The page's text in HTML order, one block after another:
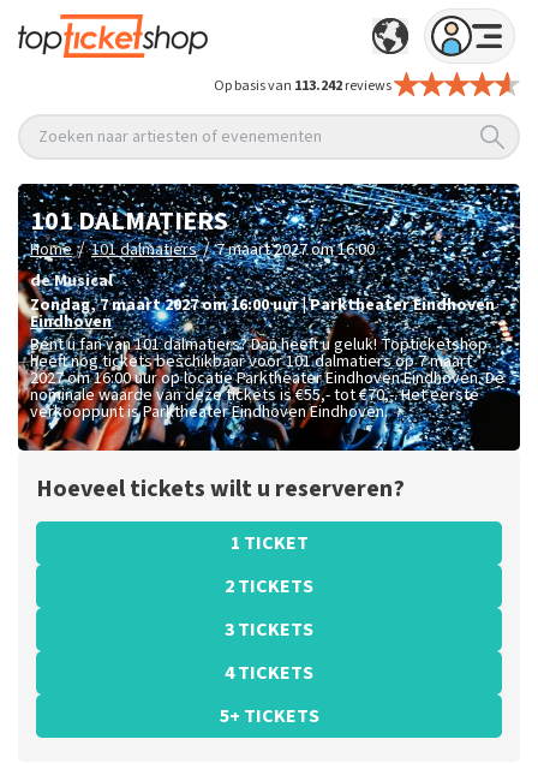
Op basis van 113.242reviews
Zoeken naar artiesten of evenementen
101 DALMATIERS
Home / 101 dalmatiers / 7 maart 2027 om 16:00
de Musical
zondag,7 maart 2027 om 16:00uur|Parktheater Eindhoven
Eindhoven
Bent u fan van 101 dalmatiers? Dan heeft u geluk! Topticketshop
heeft nog tickets beschikbaar voor 101 dalmatiers op 7 maart
2027 om 16:00 uur op locatie Parktheater Eindhoven Eindhoven. De
nominale waarde van deze tickets is€55,- tot €70,-. Het eerste
verkooppunt is Parktheater Eindhoven Eindhoven.
Hoeveel tickets wilt u reserveren?
1 TICKET
2 TICKETS
3 TICKETS
4 TICKETS
5+ TICKETS